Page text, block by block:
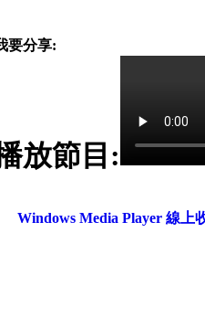
要分享:
放節目:
Windows Media Player 線上